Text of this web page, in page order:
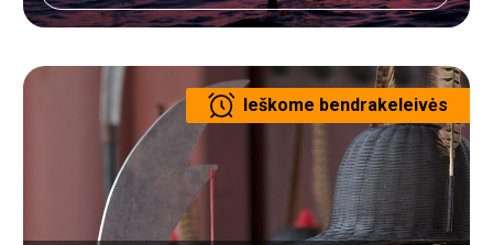
Ieškome bendrakeleivės